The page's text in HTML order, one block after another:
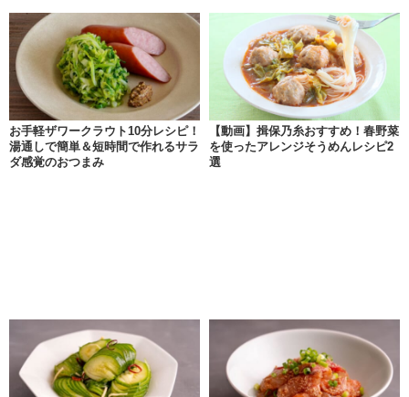
お手軽ザワークラウト10分レシピ！
湯通しで簡単＆短時間で作れるサラ
ダ感覚のおつまみ
【動画】揖保乃糸おすすめ！春野菜
を使ったアレンジそうめんレシピ2
選